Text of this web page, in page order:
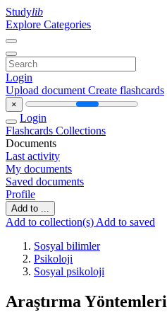
Studylib
Explore Categories
Login
Upload document Create flashcards
×
Login
Flashcards Collections
Documents
Last activity
My documents
Saved documents
Profile
Add to ...
Add to collection(s) Add to saved
Sosyal bilimler
Psikoloji
Sosyal psikoloji
Araştırma Yöntemleri